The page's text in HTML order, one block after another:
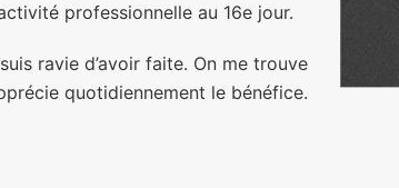
professionnelle au 16e jour.
ravie d’avoir faite. On me trouve
quotidiennement le bénéfice.